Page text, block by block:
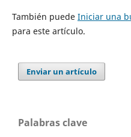
También puede Iniciar una
para este artículo.
Enviar un artículo
Palabras clave